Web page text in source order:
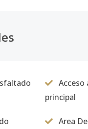
principal
Area